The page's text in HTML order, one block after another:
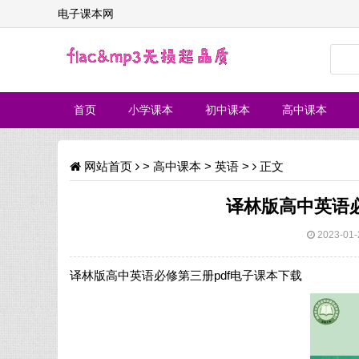
电子课本网
首页 小学课本 初中课本 高中课本
网站首页 > 高中课本 > 英语 > 正文
译林版高中英语
2023-
译林版高中英语必修第三册pdf电子课本下载